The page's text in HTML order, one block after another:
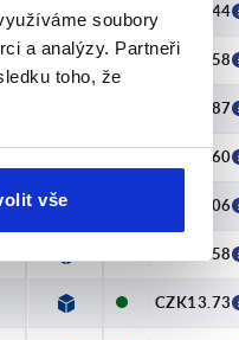
soubory
a analýzy. Partneři
toho, že
vše
CZK11.44
CZK12.58
CZK16.87
CZK26.60
CZK56.06
CZK12.58
CZK13.73